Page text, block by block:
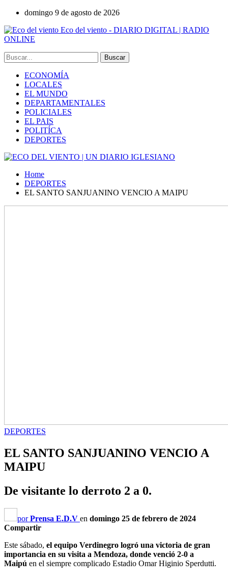
domingo 9 de agosto de 2026
Eco del viento - DIARIO DIGITAL | RADIO
ONLINE
ECONOMÍA
LOCALES
EL MUNDO
DEPARTAMENTALES
POLICIALES
EL PAIS
POLITÍCA
DEPORTES
Home
DEPORTES
EL SANTO SANJUANINO VENCIO A MAIPU
DEPORTES
EL SANTO SANJUANINO VENCIO A
MAIPU
De visitante lo derroto 2 a 0.
porPrensa E.D.V en domingo 25 de febrero de 2024
Compartir
Este sábado, el equipo Verdinegro logró una victoria de gran
importancia en su visita a Mendoza, donde venció 2-0 a
Maipú en el siempre complicado Estadio Omar Higinio Sperdutti.